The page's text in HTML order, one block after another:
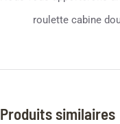
roulette cabine
Produits similaires